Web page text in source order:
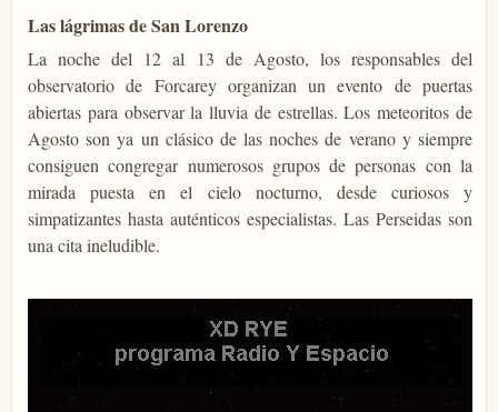
Las lágrimas de San Lorenzo
La noche del 12 al 13 de Agosto, los responsables del
observatorio de Forcarey organizan un evento de puertas
abiertas para observar la lluvia de estrellas. Los meteoritos de
Agosto son ya un clásico de las noches de verano y siempre
consiguen congregar numerosos grupos de personas con la
mirada puesta en el cielo nocturno, desde curiosos y
simpatizantes hasta auténticos especialistas. Las Perseidas son
una cita ineludible.